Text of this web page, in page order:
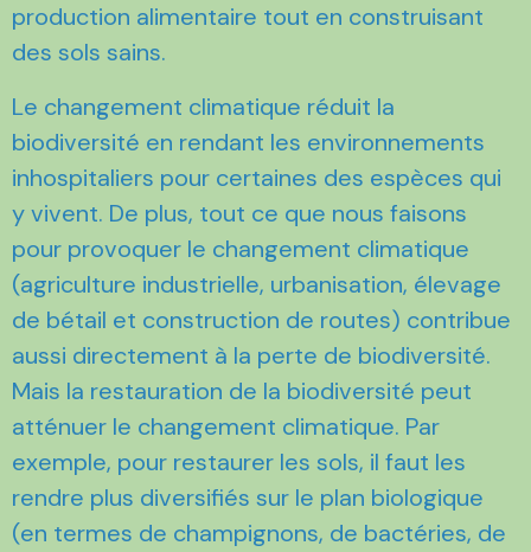
production alimentaire tout en construisant
des sols sains.
Le changement climatique réduit la
biodiversité en rendant les environnements
inhospitaliers pour certaines des espèces qui
y vivent. De plus, tout ce que nous faisons
pour provoquer le changement climatique
(agriculture industrielle, urbanisation, élevage
de bétail et construction de routes) contribue
aussi directement à la perte de biodiversité.
Mais la restauration de la biodiversité peut
atténuer le changement climatique. Par
exemple, pour restaurer les sols, il faut les
rendre plus diversifiés sur le plan biologique
(en termes de champignons, de bactéries, de